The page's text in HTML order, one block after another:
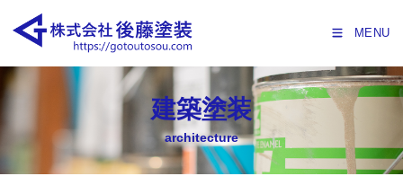
MENU
建築塗装
architecture